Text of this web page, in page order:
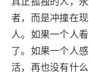
者，而是冲撞在
人。如果一个人
了。如果一个人
活，再也没有什